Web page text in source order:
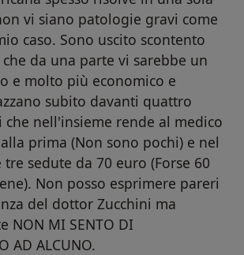
vi siano patologie gravi come
caso. Sono uscito scontento
da una parte vi sarebbe un
e molto più economico e
subito davanti quattro
nell'insieme rende al medico
prima (Non sono pochi) e nel
sedute da 70 euro (Forse 60
Non posso esprimere pareri
del dottor Zucchini ma
NON MI SENTO DI
AD ALCUNO.